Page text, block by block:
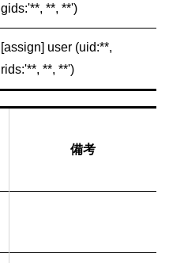
gids:'**, **, **')
[assign] user (uid:**,
rids:'**, **, **')
備考